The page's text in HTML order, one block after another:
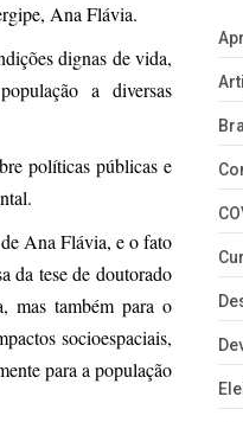
Ana Flávia.
dignas de vida,
a diversas
políticas públicas e
Ana Flávia, e o fato
da tese de doutorado
mas também para o
socioespaciais,
para a população